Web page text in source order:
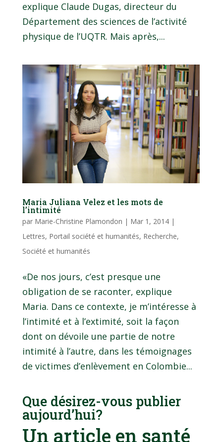
explique Claude Dugas, directeur du
Département des sciences de l’activité
physique de l’UQTR. Mais après,...
Maria Juliana Velez et les mots de
l’intimité
par Marie-Christine Plamondon | Mar 1, 2014|
Lettres, Portail société et humanités, Recherche,
Société et humanités
«De nos jours, c’est presque une
obligation de se raconter, explique
Maria. Dans ce contexte, je m’intéresse à
l’intimité et à l’extimité, soit la façon
dont on dévoile une partie de notre
intimité à l’autre, dans les témoignages
de victimes d’enlèvement en Colombie...
Que désirez-vous publier
aujourd’hui?
Un article en santé